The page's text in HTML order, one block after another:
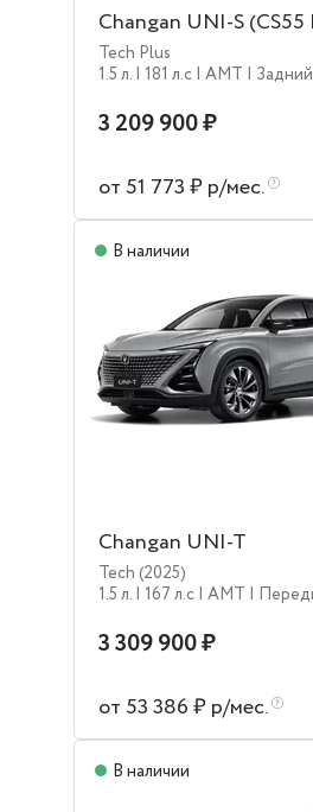
Changan UNI-S (CS55
Tech Plus
1.5 л. | 181 л.c | AMT | Задний
3 209 900 ₽
от 51 773 ₽ р/мес.
В наличии
Changan UNI-T
Tech (2025)
1.5 л. | 167 л.c | AMT |
3 309 900 ₽
от 53 386 ₽ р/мес.
В наличии